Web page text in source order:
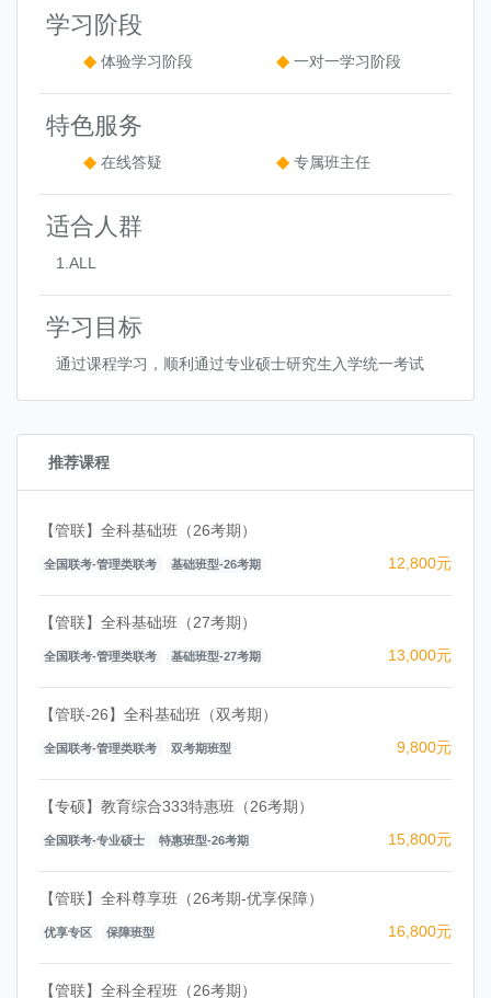
学习阶段
体验学习阶段 一对一学习阶段
特色服务
在线答疑 专属班主任
适合人群
1.ALL
学习目标
通过课程学习，顺利通过专业硕士研究生入学统一考试
推荐课程
【管联】全科基础班（26考期）
全国联考-管理类联考 基础班型-26考期 12,800元
【管联】全科基础班（27考期）
全国联考-管理类联考 基础班型-27考期 13,000元
【管联-26】全科基础班（双考期）
全国联考-管理类联考 双考期班型 9,800元
【专硕】教育综合333特惠班（26考期）
全国联考-专业硕士 特惠班型-26考期 15,800元
【管联】全科尊享班（26考期-优享保障）
优享专区 保障班型 16,800元
【管联】全科全程班（26考期）